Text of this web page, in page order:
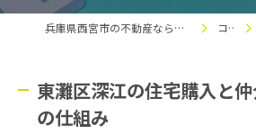
兵庫県西宮市の不動産なら株式会社シフト総合ハウジング コラム
東灘区深江の住宅購入と
の仕組み